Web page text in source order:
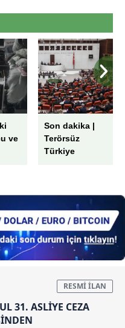
ve
Son dakika |
Terörsüz
Türkiye
kabul edildi
31. ASLİYE CEZA